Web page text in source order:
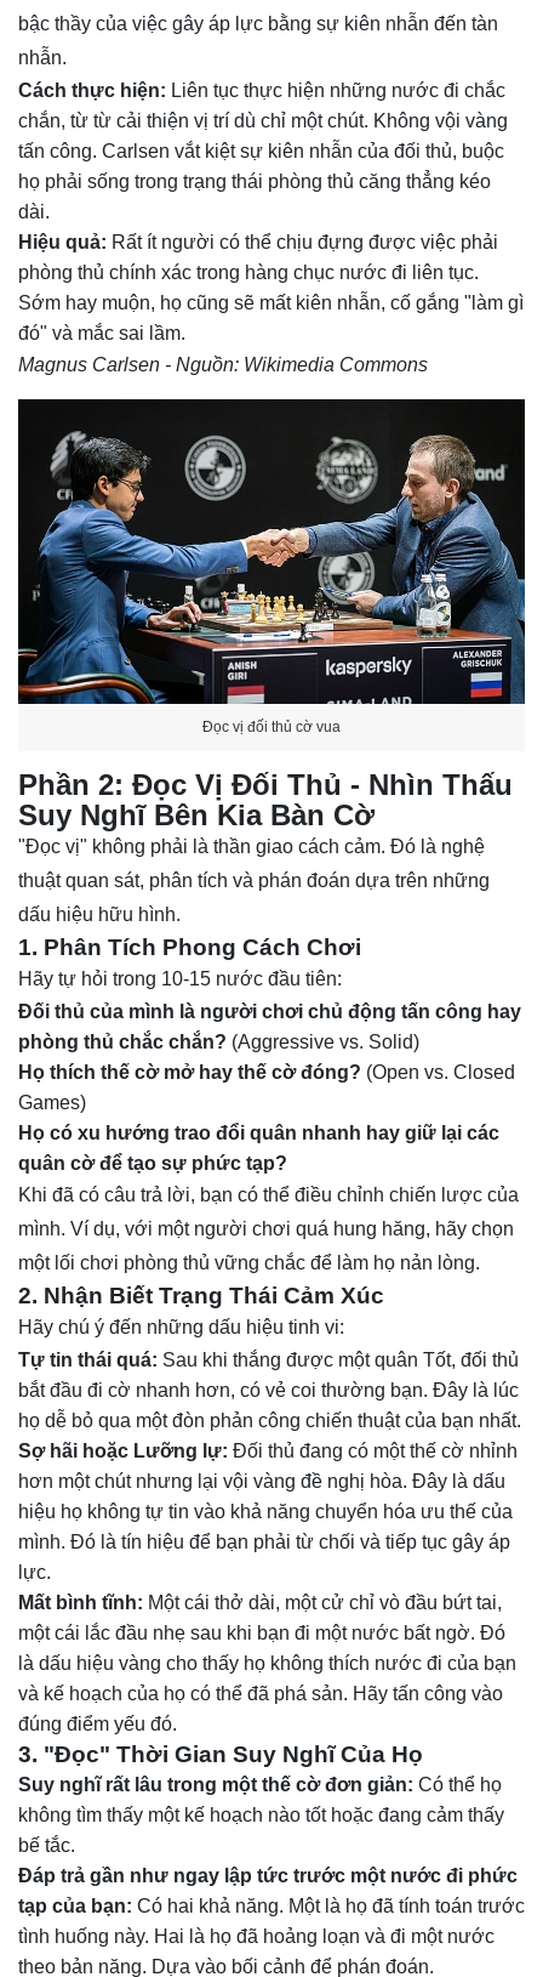
bậc thầy của việc gây áp lực bằng sự kiên nhẫn đến tàn
nhẫn.
Cách thực hiện: Liên tục thực hiện những nước đi chắc
chắn, từ từ cải thiện vị trí dù chỉ một chút. Không vội vàng
tấn công. Carlsen vắt kiệt sự kiên nhẫn của đối thủ, buộc
họ phải sống trong trạng thái phòng thủ căng thẳng kéo
dài.
Hiệu quả: Rất ít người có thể chịu đựng được việc phải
phòng thủ chính xác trong hàng chục nước đi liên tục.
Sớm hay muộn, họ cũng sẽ mất kiên nhẫn, cố gắng "làm gì
đó" và mắc sai lầm.
Magnus Carlsen - Nguồn: Wikimedia Commons
Đọc vị đối thủ cờ vua
Phần 2: Đọc Vị Đối Thủ - Nhìn Thấu
Suy Nghĩ Bên Kia Bàn Cờ
"Đọc vị" không phải là thần giao cách cảm. Đó là nghệ
thuật quan sát, phân tích và phán đoán dựa trên những
dấu hiệu hữu hình.
1. Phân Tích Phong Cách Chơi
Hãy tự hỏi trong 10-15 nước đầu tiên:
Đối thủ của mình là người chơi chủ động tấn công hay
phòng thủ chắc chắn? (Aggressive vs. Solid)
Họ thích thế cờ mở hay thế cờ đóng? (Open vs. Closed
Games)
Họ có xu hướng trao đổi quân nhanh hay giữ lại các
quân cờ để tạo sự phức tạp?
Khi đã có câu trả lời, bạn có thể điều chỉnh chiến lược của
mình. Ví dụ, với một người chơi quá hung hăng, hãy chọn
một lối chơi phòng thủ vững chắc để làm họ nản lòng.
2. Nhận Biết Trạng Thái Cảm Xúc
Hãy chú ý đến những dấu hiệu tinh vi:
Tự tin thái quá: Sau khi thắng được một quân Tốt, đối thủ
bắt đầu đi cờ nhanh hơn, có vẻ coi thường bạn. Đây là lúc
họ dễ bỏ qua một đòn phản công chiến thuật của bạn nhất.
Sợ hãi hoặc Lưỡng lự: Đối thủ đang có một thế cờ nhỉnh
hơn một chút nhưng lại vội vàng đề nghị hòa. Đây là dấu
hiệu họ không tự tin vào khả năng chuyển hóa ưu thế của
mình. Đó là tín hiệu để bạn phải từ chối và tiếp tục gây áp
lực.
Mất bình tĩnh: Một cái thở dài, một cử chỉ vò đầu bứt tai,
một cái lắc đầu nhẹ sau khi bạn đi một nước bất ngờ. Đó
là dấu hiệu vàng cho thấy họ không thích nước đi của bạn
và kế hoạch của họ có thể đã phá sản. Hãy tấn công vào
đúng điểm yếu đó.
3. "Đọc" Thời Gian Suy Nghĩ Của Họ
Suy nghĩ rất lâu trong một thế cờ đơn giản: Có thể họ
không tìm thấy một kế hoạch nào tốt hoặc đang cảm thấy
bế tắc.
Đáp trả gần như ngay lập tức trước một nước đi phức
tạp của bạn: Có hai khả năng. Một là họ đã tính toán trước
tình huống này. Hai là họ đã hoảng loạn và đi một nước
theo bản năng. Dựa vào bối cảnh để phán đoán.